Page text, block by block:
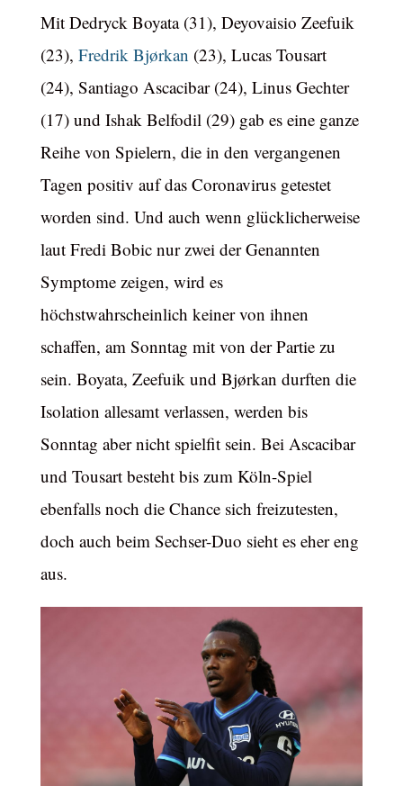
Mit Dedryck Boyata (31), Deyovaisio Zeefuik
(23), Fredrik Bjørkan (23), Lucas Tousart
(24), Santiago Ascacibar (24), Linus Gechter
(17) und Ishak Belfodil (29) gab es eine ganze
Reihe von Spielern, die in den vergangenen
Tagen positiv auf das Coronavirus getestet
worden sind. Und auch wenn glücklicherweise
laut Fredi Bobic nur zwei der Genannten
Symptome zeigen, wird es
höchstwahrscheinlich keiner von ihnen
schaffen, am Sonntag mit von der Partie zu
sein. Boyata, Zeefuik und Bjørkan durften die
Isolation allesamt verlassen, werden bis
Sonntag aber nicht spielfit sein. Bei Ascacibar
und Tousart besteht bis zum Köln-Spiel
ebenfalls noch die Chance sich freizutesten,
doch auch beim Sechser-Duo sieht es eher eng
aus.